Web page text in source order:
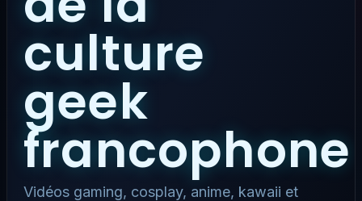
culture
geek
francophone
Vidéos gaming, cosplay, anime, kawaii et